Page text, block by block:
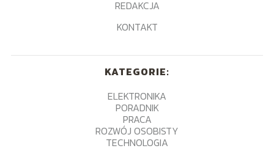
REDAKCJA
KONTAKT
KATEGORIE:
ELEKTRONIKA
PORADNIK
PRACA
ROZWÓJ OSOBISTY
TECHNOLOGIA